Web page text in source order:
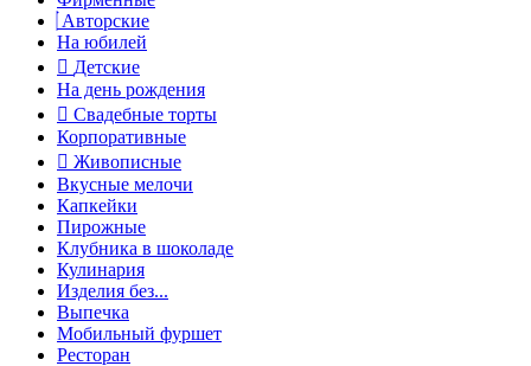
Авторские
На юбилей
Детские
На день рождения
Свадебные торты
Корпоративные
Живописные
Вкусные мелочи
Капкейки
Пирожные
Клубника в шоколаде
Кулинария
Изделия без...
Выпечка
Мобильный фуршет
Ресторан